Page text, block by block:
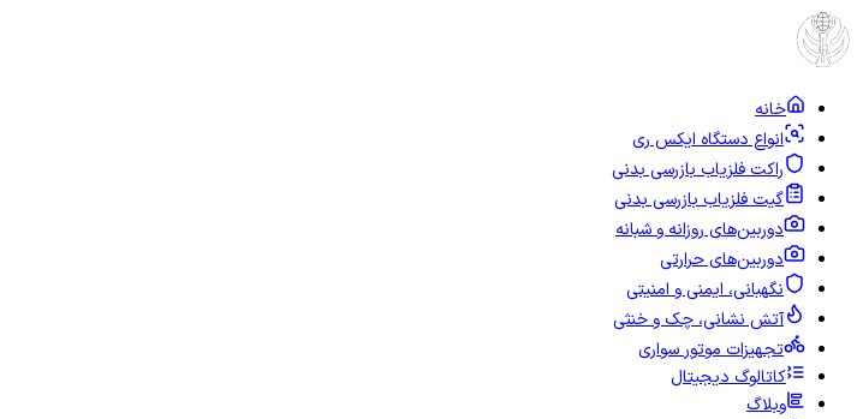
خانه
انواع دستگاه ایکس ری
راکت فلزیاب بازرسی بدنی
گیت فلزیاب بازرسی بدنی
دوربین‌های روزانه و شبانه
دوربین‌های حرارتی
نگهبانی، ایمنی و امنیتی
آتش نشانی، چک و خنثی
تجهیزات موتور سواری
کاتالوگ دیجیتال
وبلاگ